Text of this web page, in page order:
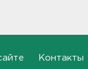
Контакты